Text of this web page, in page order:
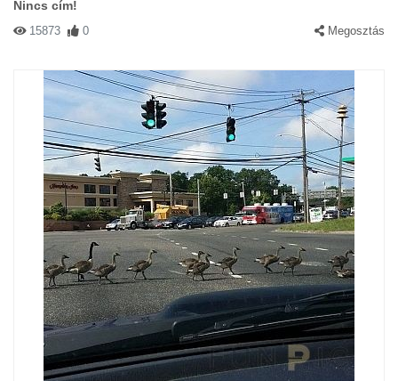
Nincs cím!
15873 0 Megosztás